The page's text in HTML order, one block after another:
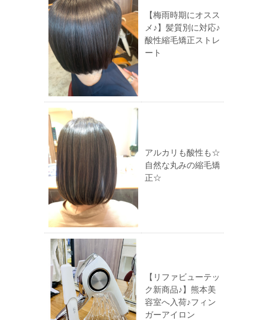
【梅雨時期にオスス
メ♪】髪質別に対応♪
酸性縮毛矯正ストレ
ート
アルカリも酸性も☆
自然な丸みの縮毛矯
正☆
【リファビューテッ
ク新商品♪】熊本美
容室へ入荷♪フィン
ガーアイロン